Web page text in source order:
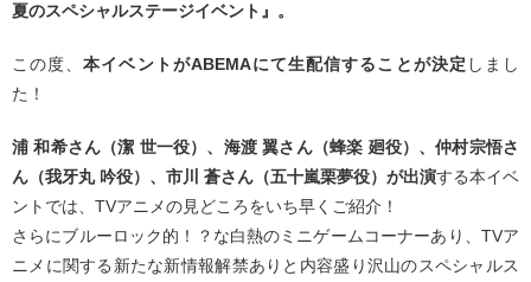
夏のスペシャルステージイベント』。
この度、本イベントがABEMAにて生配信することが決定 しまし
た！
浦 和希さん（潔 世一役）、海渡 翼さん（蜂楽 廻役）、仲村宗悟さ
ん（我牙丸 吟役）、市川 蒼さん（五十嵐栗夢役）が出演する本イベ
ントでは、TVアニメの見どころをいち早くご紹介！
さらにブルーロック的！？な白熱のミニゲームコーナーあり、TVア
ニメに関する新たな新情報解禁ありと内容盛り沢山のスペシャルス